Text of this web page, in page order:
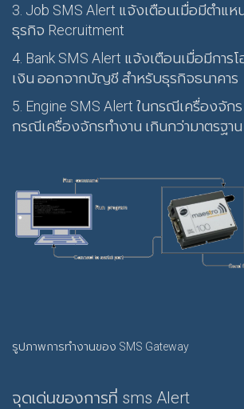
3. Job SMS Alert แจ้งเตือนเมื่อมีตำแห
ธุรกิจ Recruitment
4. Bank SMS Alert แจ้งเตือนเมื่อมีการ
เงิน ออกจากบัญชี สำหรับธุรกิจธนาคาร
5. Engine SMS Alert ในกรณีเครื่องจัก
กรณีเครื่องจักรทำงาน เกินกว่ามาตรฐาน
รูปภาพการทำงานของ SMS Gateway
จุดเด่นของการที่ sms Alert